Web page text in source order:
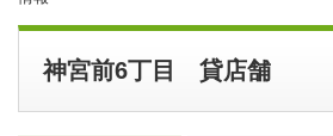
神宮前6丁目 貸店舗